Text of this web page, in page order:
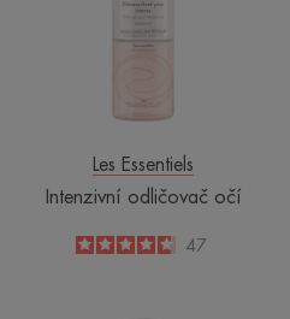
Les Essentiels
Intenzivní odličovač očí
4.7
/
5
47